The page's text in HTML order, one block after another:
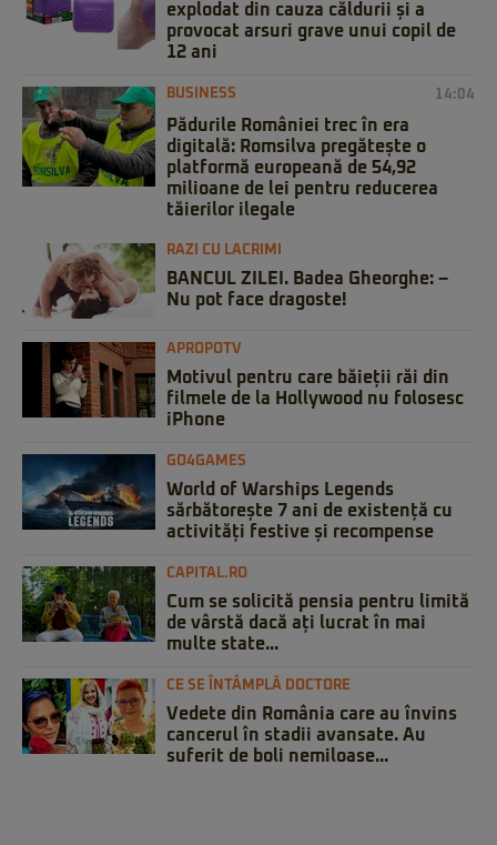
explodat din cauza căldurii și a
provocat arsuri grave unui copil de
12 ani
BUSINESS 14:04
Pădurile României trec în era
digitală: Romsilva pregătește o
platformă europeană de 54,92
milioane de lei pentru reducerea
tăierilor ilegale
RAZI CU LACRIMI
BANCUL ZILEI. Badea Gheorghe: –
Nu pot face dragoste!
APROPOTV
Motivul pentru care băieții răi din
filmele de la Hollywood nu folosesc
iPhone
GO4GAMES
World of Warships Legends
sărbătorește 7 ani de existență cu
activități festive și recompense
CAPITAL.RO
Cum se solicită pensia pentru limită
de vârstă dacă ați lucrat în mai
multe state...
CE SE ÎNTÂMPLĂ DOCTORE
Vedete din România care au învins
cancerul în stadii avansate. Au
suferit de boli nemiloase...